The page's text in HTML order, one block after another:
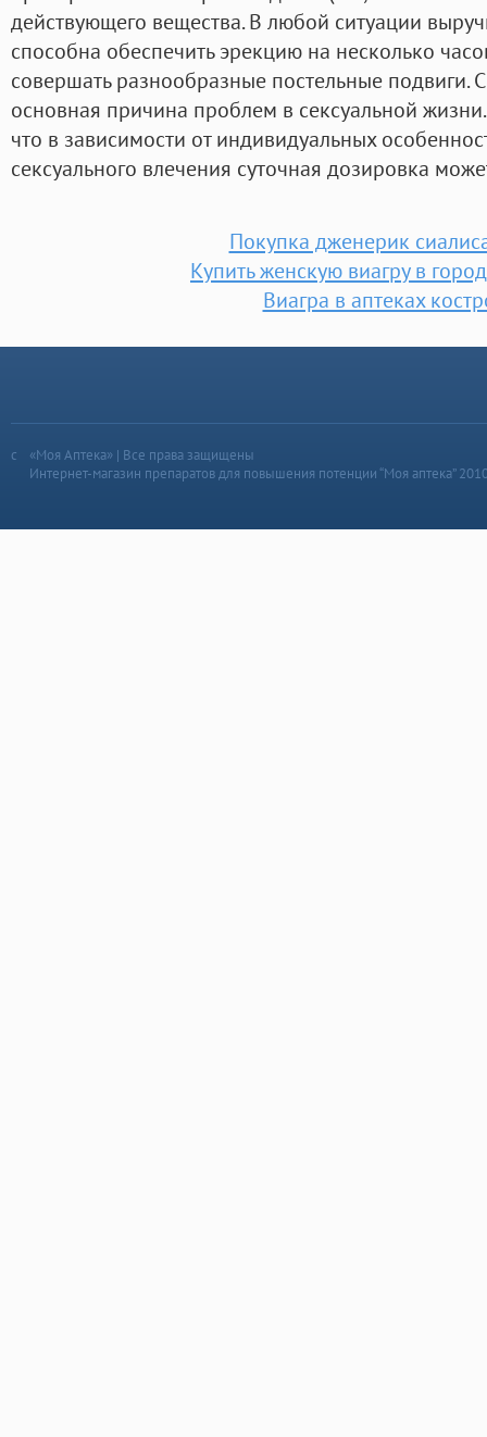
действующего вещества. В любой ситуации
способна обеспечить эрекцию на несколько
совершать разнообразные постельные подвиги.
основная причина проблем в сексуальной
что в зависимости от индивидуальных
сексуального влечения суточная дозировка
Покупка дженерик
Купить женскую виагру в
Виагра в аптеках
«Моя Аптека» | Все права защищены
Интернет-магазин препаратов для повышения потенции “Моя аптека”